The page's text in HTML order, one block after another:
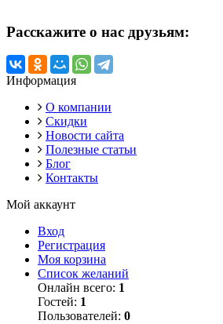
Расскажите о нас друзьям:
Информация
О компании
Скидки
Новости сайта
Полезные статьи
Блог
Контакты
Мой аккаунт
Вход
Регистрация
Моя корзина
Список желаний
Онлайн всего: 1
Гостей: 1
Пользователей: 0